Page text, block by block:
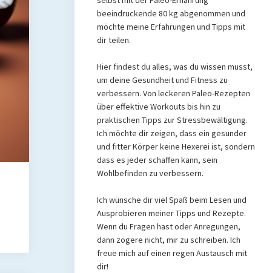
beeindruckende 80 kg abgenommen und
möchte meine Erfahrungen und Tipps mit
dir teilen.
Hier findest du alles, was du wissen musst,
um deine Gesundheit und Fitness zu
verbessern. Von leckeren Paleo-Rezepten
über effektive Workouts bis hin zu
praktischen Tipps zur Stressbewältigung.
Ich möchte dir zeigen, dass ein gesunder
und fitter Körper keine Hexerei ist, sondern
dass es jeder schaffen kann, sein
Wohlbefinden zu verbessern.
Ich wünsche dir viel Spaß beim Lesen und
Ausprobieren meiner Tipps und Rezepte.
Wenn du Fragen hast oder Anregungen,
dann zögere nicht, mir zu schreiben. Ich
freue mich auf einen regen Austausch mit
dir!